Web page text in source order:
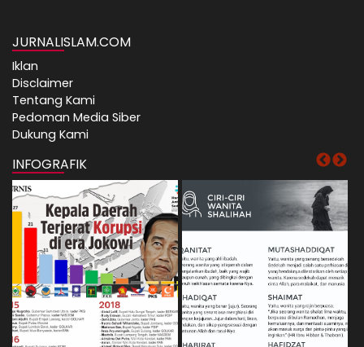
JURNALISLAM.COM
Iklan
Disclaimer
Tentang Kami
Pedoman Media Siber
Dukung Kami
INFOGRAFIK